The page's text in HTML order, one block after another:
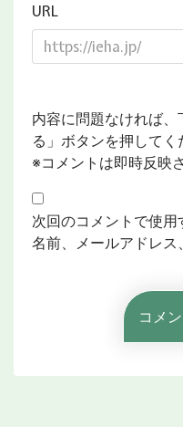
URL
内容に問題なければ
る」ボタンを押してく
※コメントは即時反映
次回のコメントで使
名前、メールアドレス